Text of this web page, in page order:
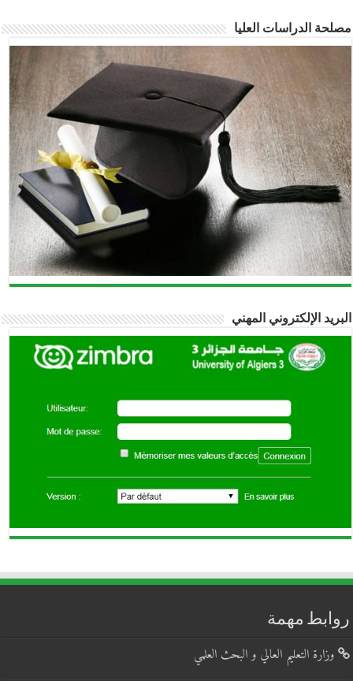
الدراسات العليا
الإلكتروني المهني
مهمة
وزارة التعليم العالي و البحث العلمي